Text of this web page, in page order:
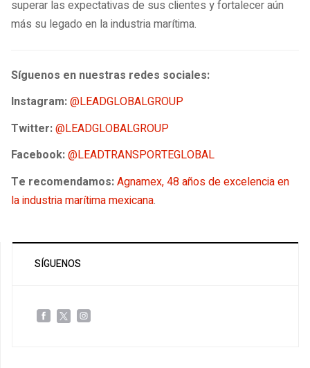
superar las expectativas de sus clientes y fortalecer aún
más su legado en la industria marítima.
Síguenos en nuestras redes sociales:
Instagram:@LEADGLOBALGROUP
Twitter:@LEADGLOBALGROUP
Facebook:@LEADTRANSPORTEGLOBAL
Te recomendamos:Agnamex, 48 años de excelencia en
la industria marítima mexicana.
SÍGUENOS